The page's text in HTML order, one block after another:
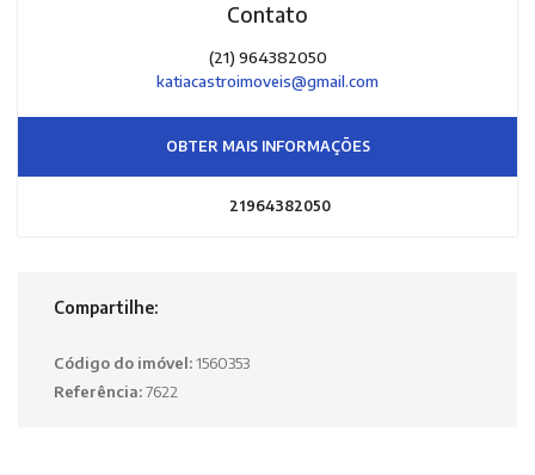
Contato
(21) 964382050
katiacastroimoveis@gmail.com
OBTER MAIS INFORMAÇÕES
21964382050
Compartilhe:
Código do imóvel:1560353
Referência:7622